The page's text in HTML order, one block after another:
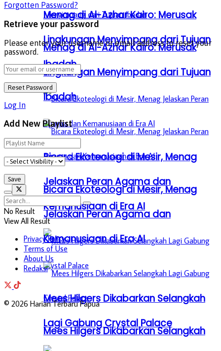
Menag di Al-Azhar Kairo: Merusak
Lingkungan Menyimpang dari Tujuan
Ibadah
Bicara Ekoteologi di Mesir, Menag
Jelaskan Peran Agama dan
Kemanusiaan di Era AI
Mees Hilgers Dikabarkan Selangkah
Lagi Gabung Crystal Palace
Menag di Al-Azhar Kairo: Merusak
Lingkungan Menyimpang dari Tujuan
Ibadah
Bicara Ekoteologi di Mesir, Menag
Jelaskan Peran Agama dan
Kemanusiaan di Era AI
Mees Hilgers Dikabarkan Selangkah
Forgotten Password?
Retrieve your password
Please enter your username or email address to reset your
password.
Log In
Add New Playlist
No Result
View All Result
Privacy Policy
Terms of Use
About Us
Redaksi
© 2026 Harian Terbaru Papua